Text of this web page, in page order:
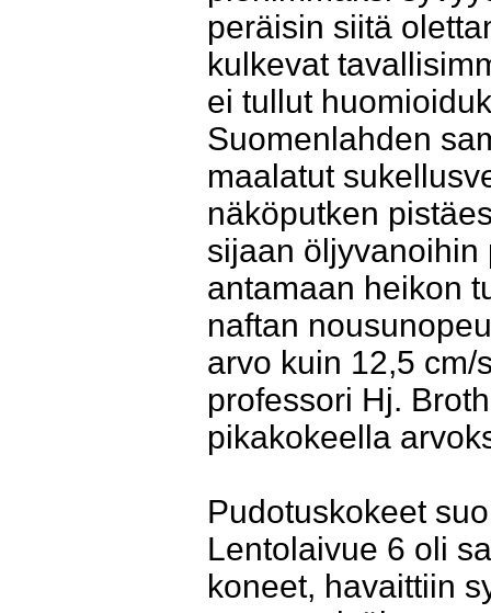
peräisin siitä
kulkevat
ei tullut
Suomenlahden
maalatut
näköputken
sijaan öljyvanoihin
antamaan heikon
naftan
arvo kuin 12,5 cm/
professori Hj.
pikakokeella
Pudotuskokeet
Lentolaivue 6 oli
koneet, havaittiin